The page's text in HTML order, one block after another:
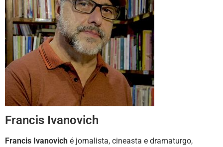
Francis Ivanovich
Francis Ivanovich é jornalista, cineasta e dramaturgo,